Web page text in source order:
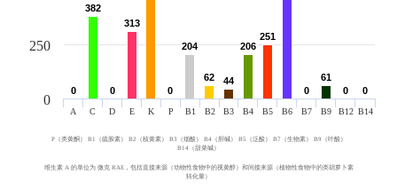
0
0
382
382
0
0
313
313
0
0
204
204
62
62 44
44
206
206
251
251
0
0
61
61
0
0 0
0
A C D E K P B1 B2 B3 B4 B5 B6 B7 B9 B12 B14
0
250
P（类黄酮） B1（硫胺素） B2（核黄素） B3（烟酸） B4（胆碱） B5（泛酸） B7（生物素） B9（叶酸）
B14（甜菜碱）
维生素 A 的单位为 微克 RAE，包括直接来源（动物性食物中的视黄醇）和间接来源（植物性食物中的类胡萝卜素
转化量）